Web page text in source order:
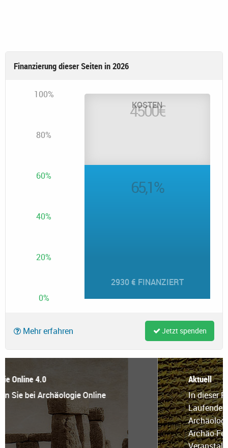
Finanzierung dieser Seiten in 2026
100%
80%
60%
40%
20%
0%
4500€
KOSTEN
65,1%
2930 € FINANZIERT
Mehr erfahren Jetzt spenden
Aktuell
In dieser Rubrik halten wir Sie auf dem
Laufenden - mit Nachrichten aus der
Archäologie, einer Medien-Rundschau,
Archäo-Feeds und aktuellen